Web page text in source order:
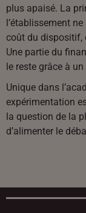
plus apaisé. La
l’établissement
coût du dispositif,
Une partie du
le reste grâce à
Unique dans
expérimentation
la question de la
d’alimenter le